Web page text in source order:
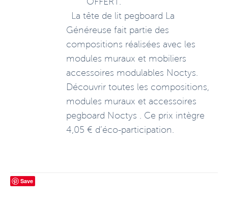
La tête de lit pegboard La
Généreuse fait partie des
compositions réalisées avec les
modules muraux et mobiliers
accessoires modulables Noctys.
Découvrir toutes les compositions,
modules muraux et accessoires
pegboard Noctys . Ce prix intègre
4,05 € d’éco-participation.
Save